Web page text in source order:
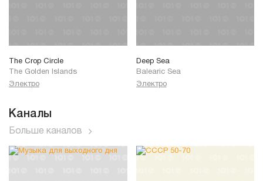
The Crop Circle
The Golden Islands
Электро
Deep Sea
Balearic Sea
Электро
Каналы
Больше каналов